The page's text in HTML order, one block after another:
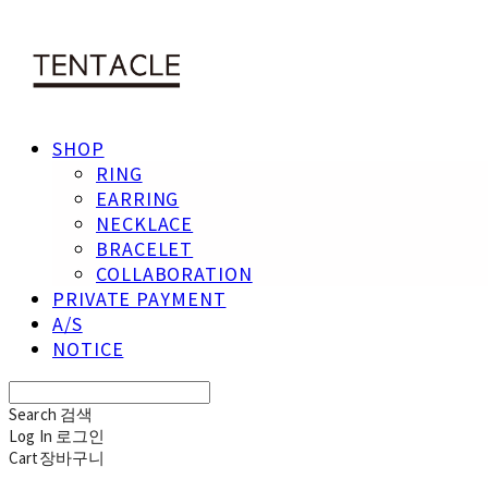
SHOP
RING
EARRING
NECKLACE
BRACELET
COLLABORATION
PRIVATE PAYMENT
A/S
NOTICE
Search 검색
Log In 로그인
Cart장바구니